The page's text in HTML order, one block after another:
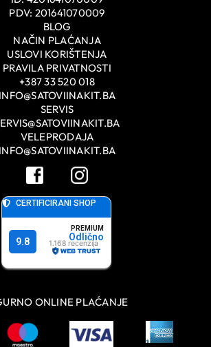
PDV: 201641070009
BLOG
NAČIN PLAĆANJA
USLOVI KORIŠTENJA
PRAVILA PRIVATNOSTI
+387 33 520 018
INFO@SATOVIINAKIT.BA
SERVIS
VELEPRODAJA
INFO@SATOVIINAKIT.BA
ONLINE PLAĆANJE